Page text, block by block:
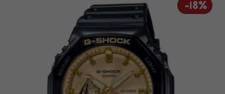
-18%